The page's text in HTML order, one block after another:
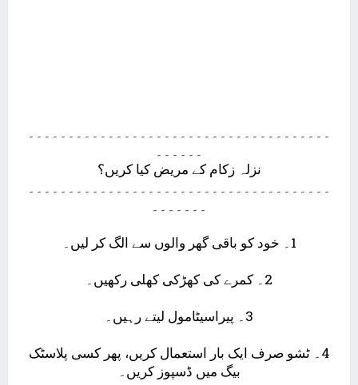
۔۔۔۔۔۔۔۔۔۔۔۔۔۔۔۔۔۔۔۔۔۔۔۔۔۔۔۔۔۔۔۔۔۔۔۔۔۔
۔۔۔۔۔۔
نزلہ زکام کے مریض کیا کریں؟
۔۔۔۔۔۔۔۔۔۔۔۔۔۔۔۔۔۔۔۔۔۔۔۔۔۔۔۔۔۔۔۔۔۔۔۔۔۔
۔۔۔۔۔۔۔
1۔ خود کو باقی گھر والوں سے الگ کر لیں۔
2۔ کمرے کی کھڑکی کھلی رکھیں۔
3۔ پیراسیٹامول لیتے رہیں۔
4۔ ٹشو صرف ایک بار استعمال کریں، پھر کسی پلاسٹک
بیگ میں ڈسپوز کریں۔